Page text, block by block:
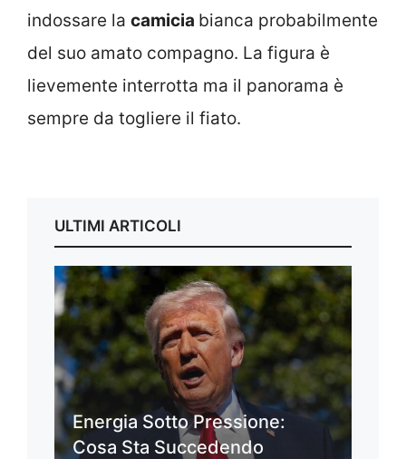
indossare la camicia bianca probabilmente
del suo amato compagno. La figura è
lievemente interrotta ma il panorama è
sempre da togliere il fiato.
ULTIMI ARTICOLI
Energia Sotto Pressione:
Cosa Sta Succedendo